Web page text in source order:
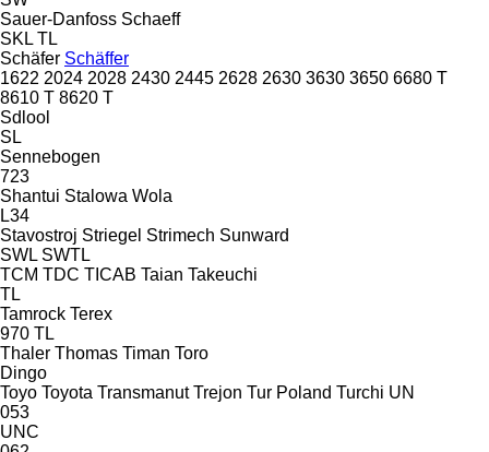
Sauer-Danfoss Schaeff
SKL TL
Schäfer Schäffer
1622 2024 2028 2430 2445 2628 2630 3630 3650 6680 T
8610 T 8620 T
Sdlool
SL
Sennebogen
723
Shantui Stalowa Wola
L34
Stavostroj Striegel Strimech Sunward
SWL SWTL
TCM TDC TICAB Taian Takeuchi
TL
Tamrock Terex
970 TL
Thaler Thomas Timan Toro
Dingo
Toyo Toyota Transmanut Trejon Tur Poland Turchi UN
053
UNC